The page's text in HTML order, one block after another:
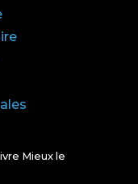
Mieux le